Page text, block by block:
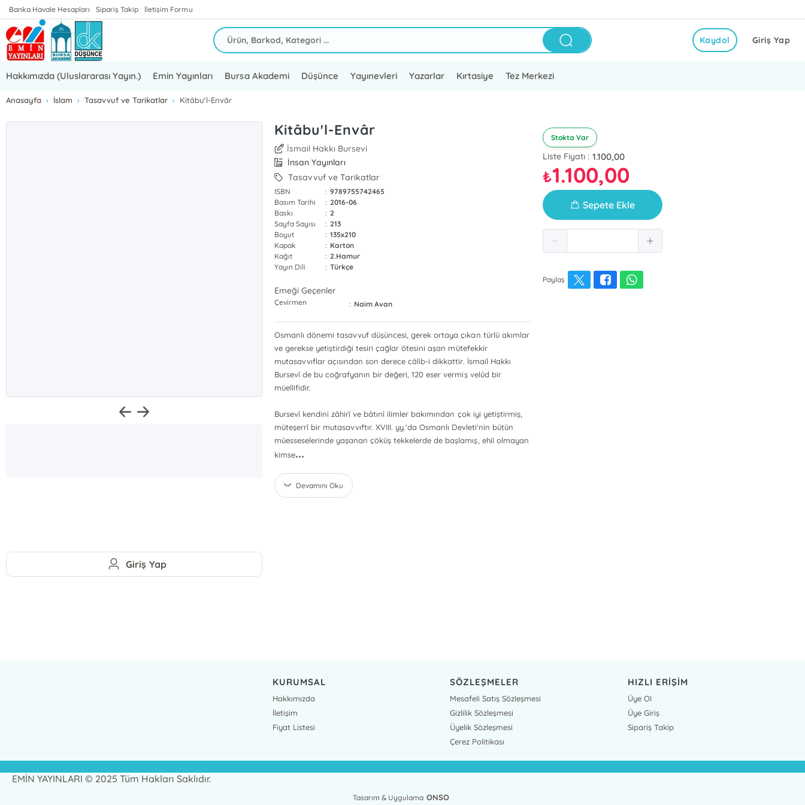
Banka Havale Hesapları Sipariş Takip İletişim Formu
Giriş Yap
Kaydol
Hakkımızda (Uluslararası Yayın.) Emin Yayınları Bursa Akademi Düşünce Yayınevleri Yazarlar Kırtasiye Tez Merkezi
Anasayfa İslam Tasavvuf ve Tarikatlar Kitâbu'l-Envâr
Kitâbu'l-Envâr
İsmail Hakkı Bursevi
İnsan Yayınları
Tasavvuf ve Tarikatlar
ISBN : 9789755742465
Basım Tarihi
: 2016-06
Baskı
: 2
Sayfa Sayısı
: 213
Boyut
: 135x210
Kapak
: Karton
Kağıt
: 2.Hamur
Yayın Dili
: Türkçe
Emeği Geçenler
Çevirmen : Naim Avan
Osmanlı dönemi tasavvuf düşüncesi, gerek ortaya çıkan türlü akımlar
ve gerekse yetiştirdiği tesiri çağlar ötesini aşan mütefekkir
mutasavvıflar açısından son derece câlib-i dikkattir. İsmail Hakkı
Bursevî de bu coğrafyanın bir değeri, 120 eser vermiş velûd bir
müellifidir.
Bursevî kendini zâhirî ve bâtınî ilimler bakımından çok iyi yetiştirmiş,
müteşerrî bir mutasavvıftır. XVIII. yy.'da Osmanlı Devleti'nin bütün
müesseselerinde yaşanan çöküş tekkelerde de başlamış, ehil olmayan
kimse...
Devamını Oku
Stokta Var
Liste Fiyatı : 1.100,00
₺1.100,00
Sepete Ekle
Paylaş
Giriş Yap
KURUMSAL
Hakkımızda
İletişim
Fiyat Listesi
SÖZLEŞMELER
Mesafeli Satış Sözleşmesi
Gizlilik Sözleşmesi
Üyelik Sözleşmesi
Çerez Politikası
HIZLI ERİŞİM
Üye Ol
Üye Giriş
Sipariş Takip
EMİN YAYINLARI © 2025 Tüm Hakları Saklıdır.
Tasarım & Uygulama ONSO